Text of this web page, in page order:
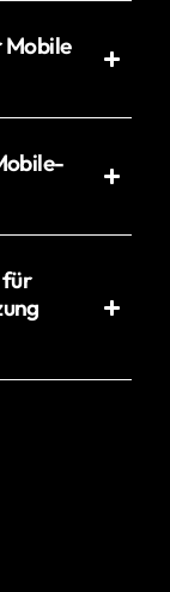
Mobile
für